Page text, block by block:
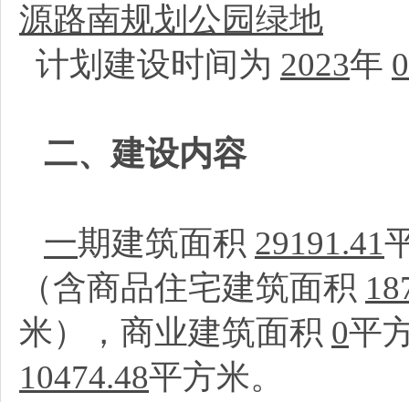
源路南规划公园绿地
计划建设时间为 2023年
二、建设内容
一期建筑面积 29191.41
（含商品住宅建筑面积
米），商业建筑面积 0平
10474.48平方米。